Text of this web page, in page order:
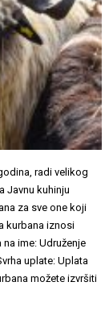
radi velikog
Javnu kuhinju
za sve one koji
kurbana iznosi
ime: Udruženje
uplate: Uplata
možete izvršiti